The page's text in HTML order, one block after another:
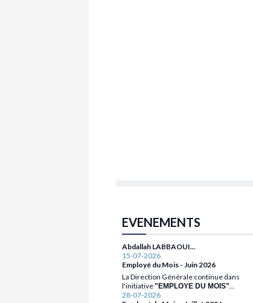
EVENEMENTS
Employé du mois est attribué à
Abdallah LABBAOUI.. .
15-07-2026
Employé du Mois - Juin 2026
La Direction Générale continue dans
l'initiative"EMPLOYE DU MOIS"
28-07-2026
Employé du Mois - Juillet 2026
Pour le mois de Juillet 2026, le prix
28-07-2026